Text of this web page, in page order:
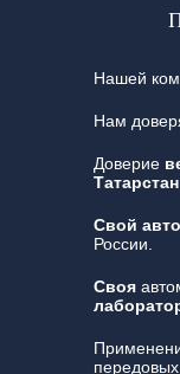
Нашей
Нам
Доверие
Татарстан
Свой
России.
Своя